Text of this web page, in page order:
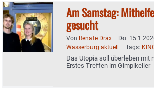
Am Samstag:
gesucht
Von Renate Drax | Do.
Wasserburg aktuell | Tags:
Das Utopia soll überleben mit
Erstes Treffen im Gimplkeller